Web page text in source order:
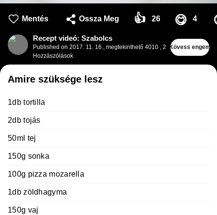
Mentés Ossza Meg 👍 26 😋 4
Recept videó: Szabolcs
Published on 2017. 11. 16., megtekinthető 4010 , 2
Hozzászólások
Kövess engem
Amire szüksége lesz
1db tortilla
2db tojás
50ml tej
150g sonka
100g pizza mozarella
1db zöldhagyma
150g vaj